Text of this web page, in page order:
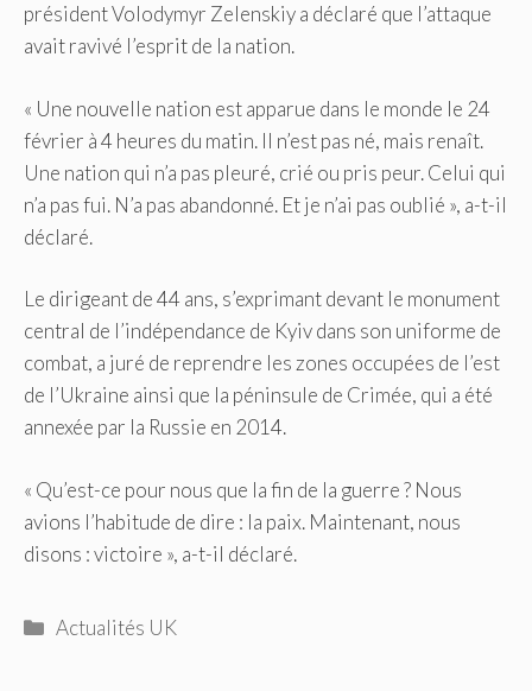
président Volodymyr Zelenskiy a déclaré que l’attaque
avait ravivé l’esprit de la nation.
« Une nouvelle nation est apparue dans le monde le 24
février à 4 heures du matin. Il n’est pas né, mais renaît.
Une nation qui n’a pas pleuré, crié ou pris peur. Celui qui
n’a pas fui. N’a pas abandonné. Et je n’ai pas oublié », a-t-il
déclaré.
Le dirigeant de 44 ans, s’exprimant devant le monument
central de l’indépendance de Kyiv dans son uniforme de
combat, a juré de reprendre les zones occupées de l’est
de l’Ukraine ainsi que la péninsule de Crimée, qui a été
annexée par la Russie en 2014.
« Qu’est-ce pour nous que la fin de la guerre ? Nous
avions l’habitude de dire : la paix. Maintenant, nous
disons : victoire », a-t-il déclaré.
Catégories
Actualités UK